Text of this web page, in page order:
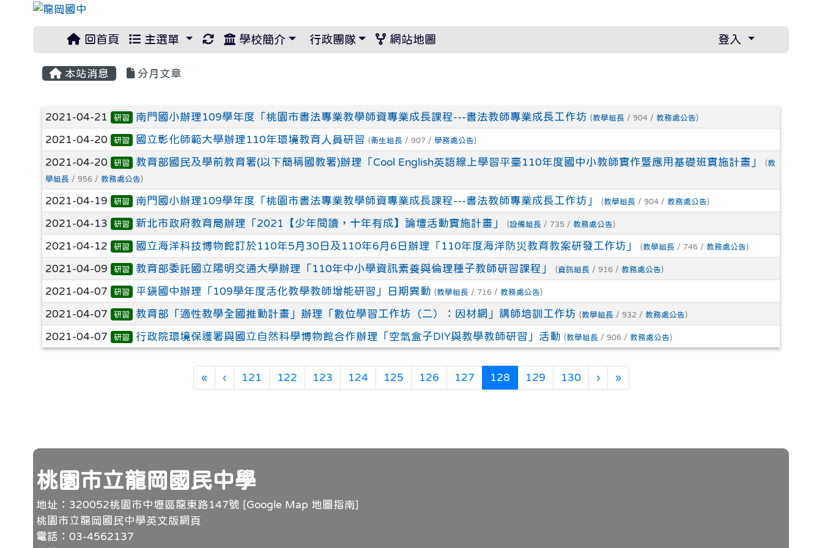
回首頁 主選單 重新取得佈景設定
學校簡介 行政團隊 網站地圖 登入
本站消息 分月文章
文章列表
2021-04-21 研習 南門國小辦理109學年度「桃園市書法專業教學師資專業成長課程---書法教師專業成長工作坊 (教學組長 / 904 /教務處公告)
2021-04-20 研習 國立彰化師範大學辦理110年環境教育人員研習 (衛生組長 / 907 / 學務處公告)
2021-04-20 研習 教育部國民及學前教育署(以下簡稱國教署)辦理「Cool English英語線上學習平臺110年度國中小教師實作暨應用基礎班實施計畫」 (教
學組長 / 956 / 教務處公告)
2021-04-19 研習 南門國小辦理109學年度「桃園市書法專業教學師資專業成長課程---書法教師專業成長工作坊」 (教學組長 / 904 /教務處公告)
2021-04-13 研習 新北市政府教育局辦理「2021【少年閱讀，十年有成】論壇活動實施計畫」 (設備組長 / 735 /教務處公告)
2021-04-12 研習 國立海洋科技博物館訂於110年5月30日及110年6月6日辦理「110年度海洋防災教育教案研發工作坊」 (教學組長 / 746 /教務處公告)
2021-04-09 研習 教育部委託國立陽明交通大學辦理「110年中小學資訊素養與倫理種子教師研習課程」 (資訊組長 / 916 /教務處公告)
2021-04-07 研習 平鎮國中辦理「109學年度活化教學教師增能研習」日期異動 (教學組長 / 716 /教務處公告)
2021-04-07 研習 教育部「適性教學全國推動計畫」辦理「數位學習工作坊（二）：因材網」講師培訓工作坊 (教學組長 / 932 /教務處公告)
2021-04-07 研習 行政院環境保護署與國立自然科學博物館合作辦理「空氣盒子DIY與教學教師研習」活動 (教學組長 / 906 /教務處公告)
«第一頁
‹上一頁
121 122 123 124 125 126 127 128(目前頁次)
129 130 ›下一頁
»最後頁
頁尾
桃園市立龍岡國民中學
地址：320052桃園市中壢區龍東路147號 [Google Map 地圖指南]
桃園市立龍岡國民中學英文版網頁
電話：03-4562137